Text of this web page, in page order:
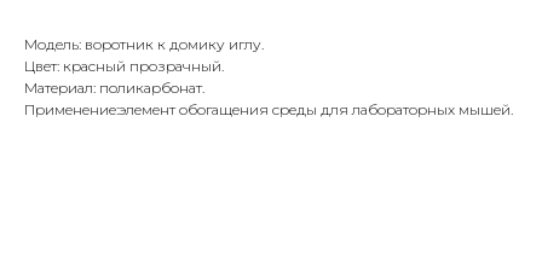
Модель: воротник к домику иглу.
Цвет: красный прозрачный.
Материал: поликарбонат.
Применение:элемент обогащения среды для лабораторных мышей.